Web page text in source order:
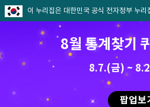
이 누리집은 대한민국 공식 전자정부 누리
8월 통계찾기
8.7.(금) ~
팝업보